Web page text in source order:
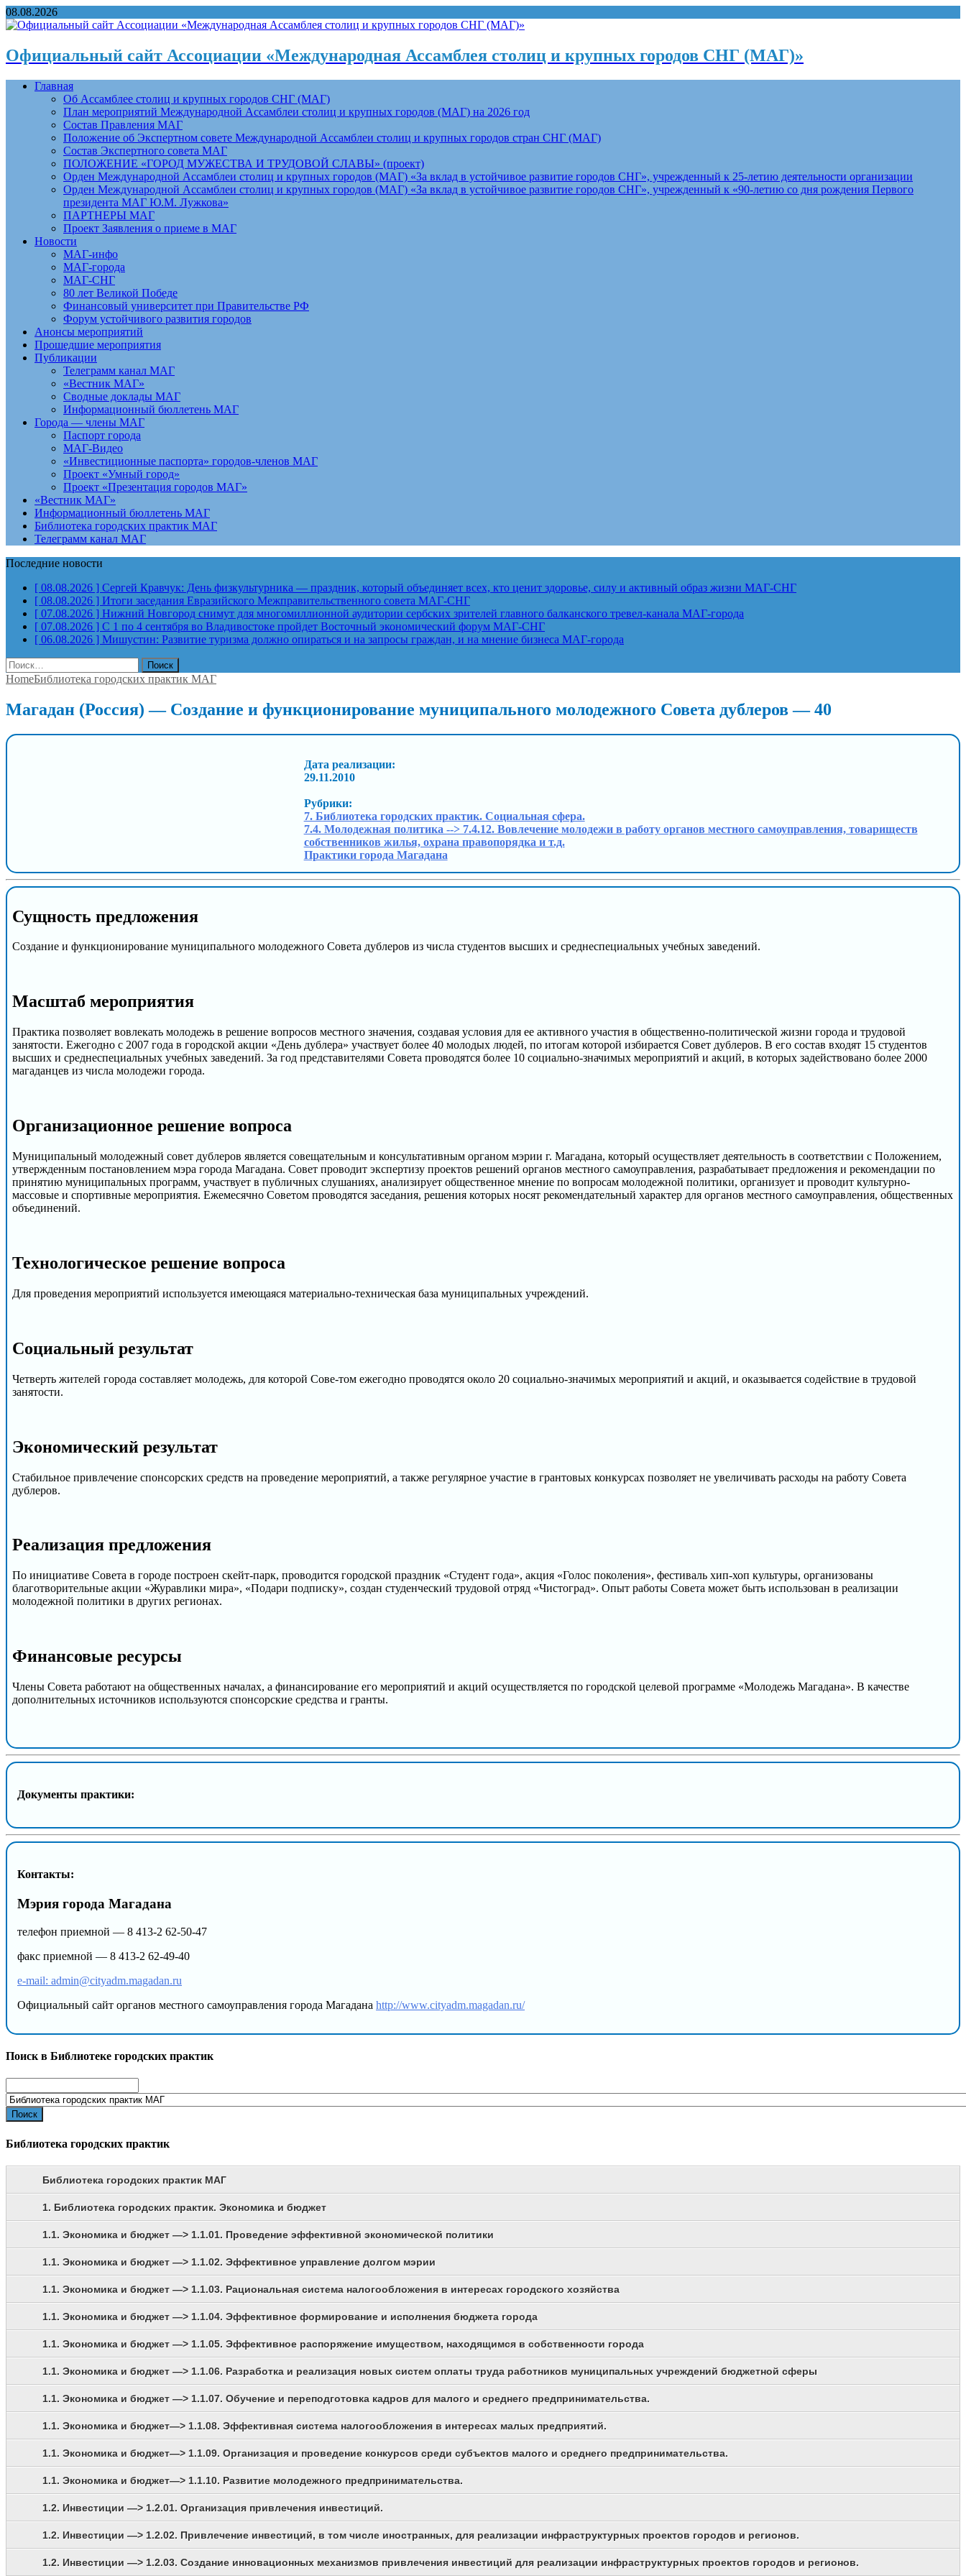
08.08.2026
Официальный сайт Ассоциации «Международная Ассамблея столиц и крупных городов СНГ (МАГ)»
Главная
Об Ассамблее столиц и крупных городов СНГ (МАГ)
План мероприятий Международной Ассамблеи столиц и крупных городов (МАГ) на 2026 год
Состав Правления МАГ
Положение об Экспертном совете Международной Ассамблеи столиц и крупных городов стран СНГ (МАГ)
Состав Экспертного совета МАГ
ПОЛОЖЕНИЕ «ГОРОД МУЖЕСТВА И ТРУДОВОЙ СЛАВЫ» (проект)
Орден Международной Ассамблеи столиц и крупных городов (МАГ) «За вклад в устойчивое развитие городов СНГ», учрежденный к 25-летию деятельности организации
Орден Международной Ассамблеи столиц и крупных городов (МАГ) «За вклад в устойчивое развитие городов СНГ», учрежденный к «90-летию со дня рождения Первого
президента МАГ Ю.М. Лужкова»
ПАРТНЕРЫ МАГ
Проект Заявления о приеме в МАГ
Новости
МАГ-инфо
МАГ-города
МАГ-СНГ
80 лет Великой Победе
Финансовый университет при Правительстве РФ
Форум устойчивого развития городов
Анонсы мероприятий
Прошедшие мероприятия
Публикации
Телеграмм канал МАГ
«Вестник МАГ»
Сводные доклады МАГ
Информационный бюллетень МАГ
Города — члены МАГ
Паспорт города
МАГ-Видео
«Инвестиционные паспорта» городов-членов МАГ
Проект «Умный город»
Проект «Презентация городов МАГ»
«Вестник МАГ»
Информационный бюллетень МАГ
Библиотека городских практик МАГ
Телеграмм канал МАГ
Последние новости
[ 08.08.2026 ] Сергей Кравчук: День физкультурника — праздник, который объединяет всех, кто ценит здоровье, силу и активный образ жизни МАГ-СНГ
[ 08.08.2026 ] Итоги заседания Евразийского Межправительственного совета МАГ-СНГ
[ 07.08.2026 ] Нижний Новгород снимут для многомиллионной аудитории сербских зрителей главного балканского тревел-канала МАГ-города
[ 07.08.2026 ] С 1 по 4 сентября во Владивостоке пройдет Восточный экономический форум МАГ-СНГ
[ 06.08.2026 ] Мишустин: Развитие туризма должно опираться и на запросы граждан, и на мнение бизнеса МАГ-города
Найти:
HomeБиблиотека городских практик МАГ
Магадан (Россия) — Создание и функционирование муниципального молодежного Совета дублеров — 40
Дата реализации:
29.11.2010
Рубрики:
7. Библиотека городских практик. Социальная сфера.
7.4. Молодежная политика --> 7.4.12. Вовлечение молодежи в работу органов местного самоуправления, товариществ
собственников жилья, охрана правопорядка и т.д.
Практики города Магадана
Сущность предложения
Создание и функционирование муниципального молодежного Совета дублеров из числа студентов высших и среднеспециальных учебных заведений.
Масштаб мероприятия
Практика позволяет вовлекать молодежь в решение вопросов местного значения, создавая условия для ее активного участия в общественно-политической жизни города и трудовой
занятости. Ежегодно с 2007 года в городской акции «День дублера» участвует более 40 молодых людей, по итогам которой избирается Совет дублеров. В его состав входят 15 студентов
высших и среднеспециальных учебных заведений. За год представителями Совета проводятся более 10 социально-значимых мероприятий и акций, в которых задействовано более 2000
магаданцев из числа молодежи города.
Организационное решение вопроса
Муниципальный молодежный совет дублеров является совещательным и консультативным органом мэрии г. Магадана, который осуществляет деятельность в соответствии с Положением,
утвержденным постановлением мэра города Магадана. Совет проводит экспертизу проектов решений органов местного самоуправления, разрабатывает предложения и рекомендации по
принятию муниципальных программ, участвует в публичных слушаниях, анализирует общественное мнение по вопросам молодежной политики, организует и проводит культурно-
массовые и спортивные мероприятия. Ежемесячно Советом проводятся заседания, решения которых носят рекомендательный характер для органов местного самоуправления, общественных
объединений.
Технологическое решение вопроса
Для проведения мероприятий используется имеющаяся материально-техническая база муниципальных учреждений.
Cоциальный результат
Четверть жителей города составляет молодежь, для которой Сове-том ежегодно проводятся около 20 социально-значимых мероприятий и акций, и оказывается содействие в трудовой
занятости.
Экономический результат
Стабильное привлечение спонсорских средств на проведение мероприятий, а также регулярное участие в грантовых конкурсах позволяет не увеличивать расходы на работу Совета
дублеров.
Реализация предложения
По инициативе Совета в городе построен скейт-парк, проводится городской праздник «Студент года», акция «Голос поколения», фестиваль хип-хоп культуры, организованы
благотворительные акции «Журавлики мира», «Подари подписку», создан студенческий трудовой отряд «Чистоград». Опыт работы Совета может быть использован в реализации
молодежной политики в других регионах.
Финансовые ресурсы
Члены Совета работают на общественных началах, а финансирование его мероприятий и акций осуществляется по городской целевой программе «Молодежь Магадана». В качестве
дополнительных источников используются спонсорские средства и гранты.
Документы практики:
Контакты:
Мэрия города Магадана
телефон приемной — 8 413-2 62-50-47
факс приемной — 8 413-2 62-49-40
e-mail: admin@cityadm.magadan.ru
Официальный сайт органов местного самоуправления города Магадана http://www.cityadm.magadan.ru/
Поиск в Библиотеке городских практик
for:
Библиотека городских практик
Библиотека городских практик МАГ
1. Библиотека городских практик. Экономика и бюджет
1.1. Экономика и бюджет —> 1.1.01. Проведение эффективной экономической политики
1.1. Экономика и бюджет —> 1.1.02. Эффективное управление долгом мэрии
1.1. Экономика и бюджет —> 1.1.03. Рациональная система налогообложения в интересах городского хозяйства
1.1. Экономика и бюджет —> 1.1.04. Эффективное формирование и исполнения бюджета города
1.1. Экономика и бюджет —> 1.1.05. Эффективное распоряжение имуществом, находящимся в собственности города
1.1. Экономика и бюджет —> 1.1.06. Разработка и реализация новых систем оплаты труда работников муниципальных учреждений бюджетной сферы
1.1. Экономика и бюджет —> 1.1.07. Обучение и переподготовка кадров для малого и среднего предпринимательства.
1.1. Экономика и бюджет—> 1.1.08. Эффективная система налогообложения в интересах малых предприятий.
1.1. Экономика и бюджет—> 1.1.09. Организация и проведение конкурсов среди субъектов малого и среднего предпринимательства.
1.1. Экономика и бюджет—> 1.1.10. Развитие молодежного предпринимательства.
1.2. Инвестиции —> 1.2.01. Организация привлечения инвестиций.
1.2. Инвестиции —> 1.2.02. Привлечение инвестиций, в том числе иностранных, для реализации инфраструктурных проектов городов и регионов.
1.2. Инвестиции —> 1.2.03. Создание инновационных механизмов привлечения инвестиций для реализации инфраструктурных проектов городов и регионов.